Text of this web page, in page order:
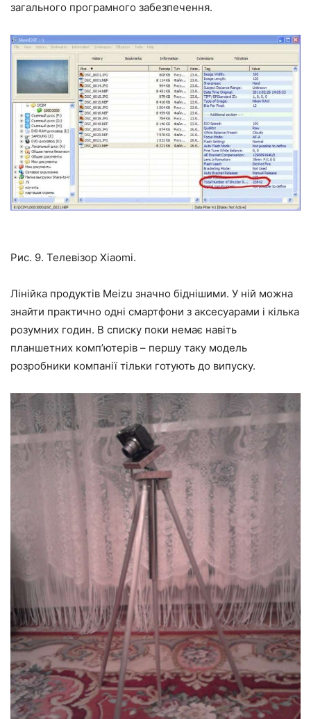
загального програмного забезпечення.
Рис. 9. Телевізор Xiaomi.
Лінійка продуктів Meizu значно біднішими. У ній можна
знайти практично одні смартфони з аксесуарами і кілька
розумних годин. В списку поки немає навіть
планшетних комп’ютерів – першу таку модель
розробники компанії тільки готують до випуску.